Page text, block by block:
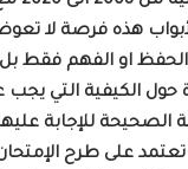
هذه فرصة لا
الحفظ او الفهم فقط
الكيفية التي يجب
الصحيحة للإجابة